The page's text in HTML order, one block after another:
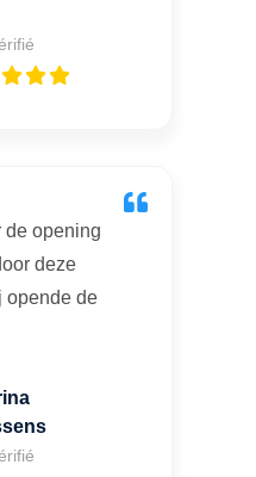
de opening
deze
opende de